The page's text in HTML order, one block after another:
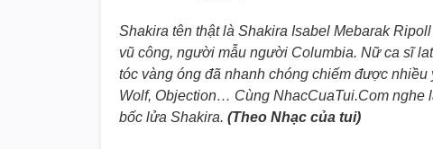
Shakira tên thật là Shakira Isabel Mebarak
vũ công, người mẫu người Columbia. Nữ ca sĩ
tóc vàng óng đã nhanh chóng chiếm được
Wolf, Objection… Cùng NhacCuaTui.Com nghe
bốc lửa Shakira. (Theo Nhạc của tui)